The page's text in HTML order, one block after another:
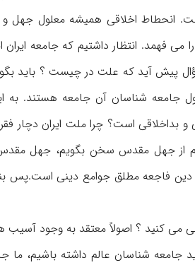
انحطاط اخلاقی همیشه معلول جهل و
می فهمد. انتظار داشتیم که جامعه
پیش آید که علت در چیست ؟ باید
جامعه شناسان آن جامعه هستند. به
بداخلاقی است؟ چرا ملت ایران دچار
از جهل مقدس سخن بگویم، جهل
فاجعه مطلق جوامع دینی است.پس
می کنید ؟ اصولاً معتقد به وجود آسیب
شناسان عالم داشته باشیم، ما